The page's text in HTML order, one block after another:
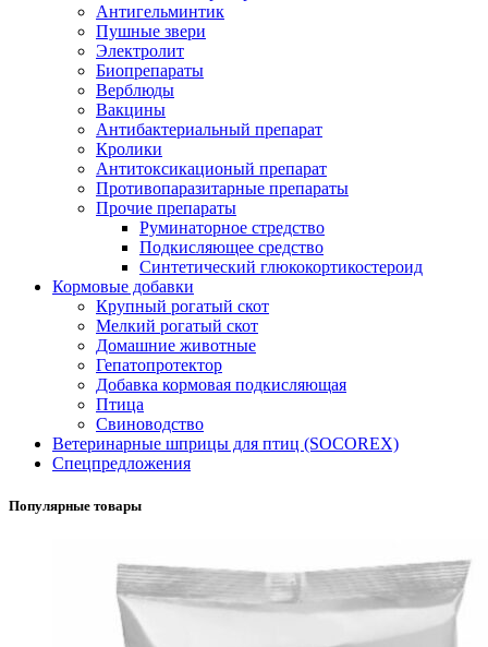
Антигельминтик
Пушные звери
Электролит
Биопрепараты
Верблюды
Вакцины
Антибактериальный препарат
Кролики
Антитоксикационый препарат
Противопаразитарные препараты
Прочие препараты
Руминаторное стредство
Подкисляющее средство
Синтетический глюкокортикостероид
Кормовые добавки
Крупный рогатый скот
Мелкий рогатый скот
Домашние животные
Гепатопротектор
Добавка кормовая подкисляющая
Птица
Свиноводство
Ветеринарные шприцы для птиц (SOCOREX)
Спецпредложения
Популярные товары